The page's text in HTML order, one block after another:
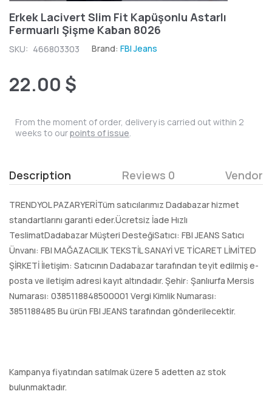
Erkek Lacivert Slim Fit Kapüşonlu Astarlı
Fermuarlı Şişme Kaban 8026
SKU: 466803303 Brand: FBI Jeans
22.00 $
From the moment of order, delivery is carried out within 2
weeks to ourpoints of issue.
Description Reviews 0 Vendor
TRENDYOL PAZARYERİTüm satıcılarımız Dadabazar hizmet
standartlarını garanti eder.Ücretsiz İade Hızlı
TeslimatDadabazar Müşteri DesteğiSatıcı: FBI JEANS Satıcı
Ünvanı: FBI MAĞAZACILIK TEKSTİL SANAYİ VE TİCARET LİMİTED
ŞİRKETİ İletişim: Satıcının Dadabazar tarafından teyit edilmiş e-
posta ve iletişim adresi kayıt altındadır. Şehir: Şanlıurfa Mersis
Numarası: 0385118848500001 Vergi Kimlik Numarası:
3851188485 Bu ürün FBI JEANS tarafından gönderilecektir.
Kampanya fiyatından satılmak üzere 5 adetten az stok
bulunmaktadır.